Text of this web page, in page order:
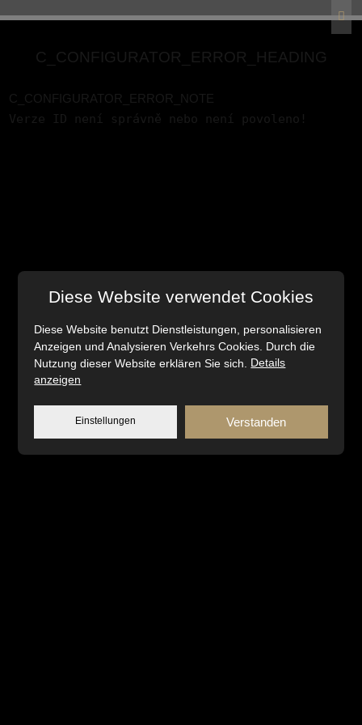
C_CONFIGURATOR_ERROR_HEADING
C_CONFIGURATOR_ERROR_NOTE
Verze ID není správně nebo není povoleno!
Diese Website verwendet Cookies
Diese Website benutzt Dienstleistungen, personalisieren
Anzeigen und Analysieren Verkehrs Cookies. Durch die
Nutzung dieser Website erklären Sie sich. Details
anzeigen
Einstellungen Verstanden